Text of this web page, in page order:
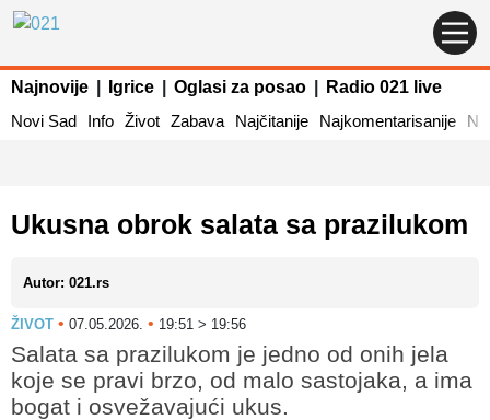
Najnovije Igrice Oglasi za posao
Radio 021 live
Novi Sad
Info Život Zabava Najčitanije Najkomentarisanije
Ukusna obrok salata sa prazilukom
Autor: 021.rs
ŽIVOT • 07.05.2026. • 19:51 > 19:56
Salata sa prazilukom je jedno od onih jela
koje se pravi brzo, od malo sastojaka, a ima
bogat i osvežavajući ukus.